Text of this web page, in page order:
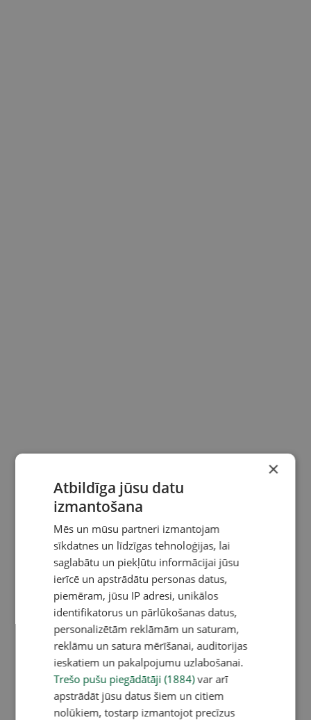
×
Atbildīga jūsu datu
izmantošana
Mēs un mūsu partneri izmantojam
sīkdatnes un līdzīgas tehnoloģijas, lai
saglabātu un piekļūtu informācijai jūsu
ierīcē un apstrādātu personas datus,
piemēram, jūsu IP adresi, unikālos
identifikatorus un pārlūkošanas datus,
personalizētām reklāmām un saturam,
reklāmu un satura mērīšanai, auditorijas
ieskatiem un pakalpojumu uzlabošanai.
Trešo pušu piegādātāji (1884)var arī
apstrādāt jūsu datus šiem un citiem
nolūkiem, tostarp izmantojot precīzus